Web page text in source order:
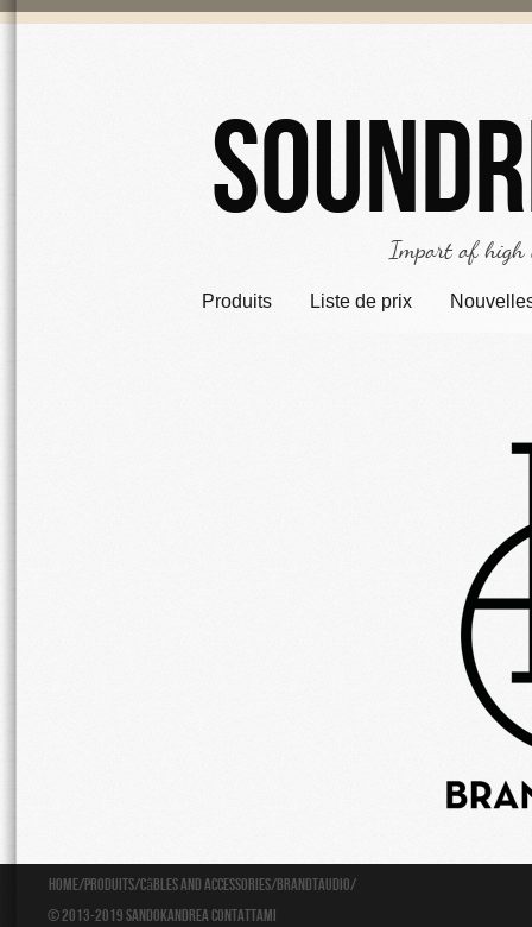
Import of high
Produits Liste de prix
Home/Produits/Câbles and Accessories/BrandtAudio/
© 2013-2019 SandokandreaContattami